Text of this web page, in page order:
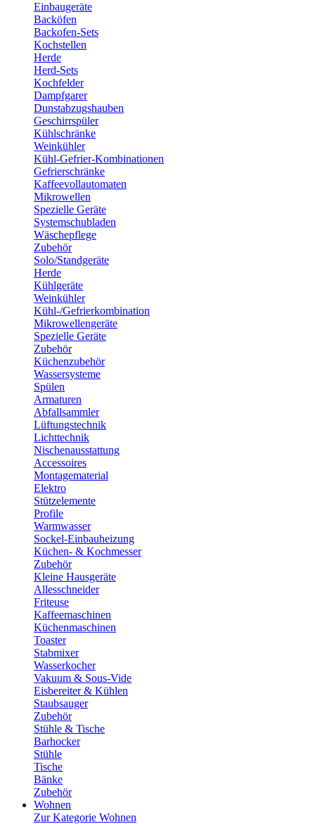
Einbaugeräte
Backöfen
Backofen-Sets
Kochstellen
Herde
Herd-Sets
Kochfelder
Dampfgarer
Dunstabzugshauben
Geschirrspüler
Kühlschränke
Weinkühler
Kühl-Gefrier-Kombinationen
Gefrierschränke
Kaffeevollautomaten
Mikrowellen
Spezielle Geräte
Systemschubladen
Wäschepflege
Zubehör
Solo/Standgeräte
Herde
Kühlgeräte
Weinkühler
Kühl-/Gefrierkombination
Mikrowellengeräte
Spezielle Geräte
Zubehör
Küchenzubehör
Wassersysteme
Spülen
Armaturen
Abfallsammler
Lüftungstechnik
Lichttechnik
Nischenausstattung
Accessoires
Montagematerial
Elektro
Stützelemente
Profile
Warmwasser
Sockel-Einbauheizung
Küchen- & Kochmesser
Zubehör
Kleine Hausgeräte
Allesschneider
Friteuse
Kaffeemaschinen
Küchenmaschinen
Toaster
Stabmixer
Wasserkocher
Vakuum & Sous-Vide
Eisbereiter & Kühlen
Staubsauger
Zubehör
Stühle & Tische
Barhocker
Stühle
Tische
Bänke
Zubehör
Wohnen
Zur Kategorie Wohnen